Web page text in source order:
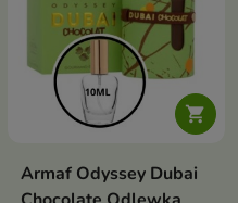

Armaf Odyssey Dubai